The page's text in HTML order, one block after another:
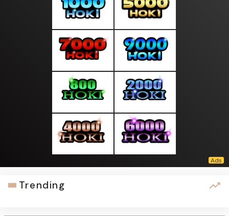
Trending